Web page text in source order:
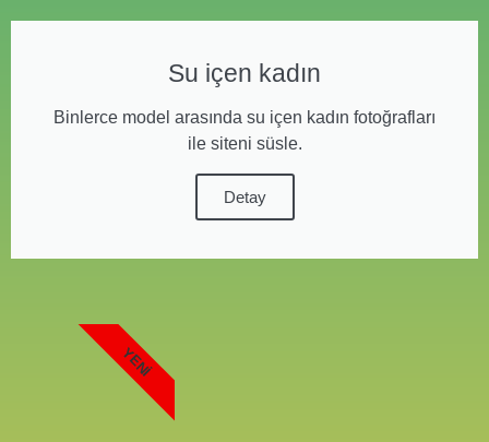
Su içen kadın
Binlerce model arasında su içen kadın fotoğrafları
ile siteni süsle.
Detay
YENI